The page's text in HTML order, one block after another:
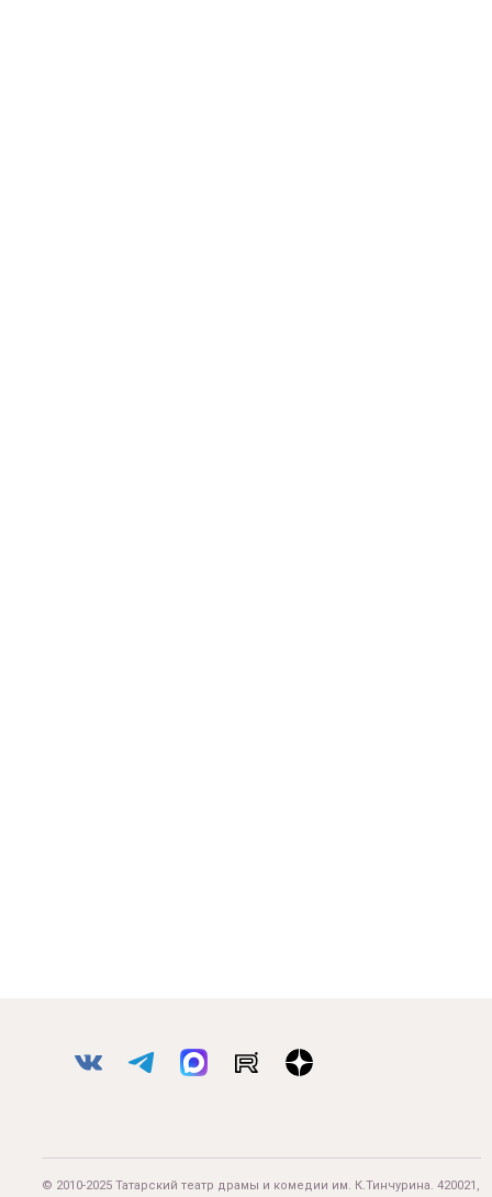
© 2010-2025 Татарский театр драмы и комедии им. К.Тинчурина. 420021,